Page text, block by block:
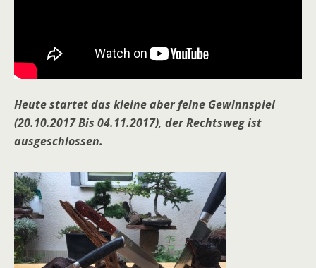
Heute startet das kleine aber feine Gewinnspiel
(20.10.2017 Bis 04.11.2017), der Rechtsweg ist
ausgeschlossen.